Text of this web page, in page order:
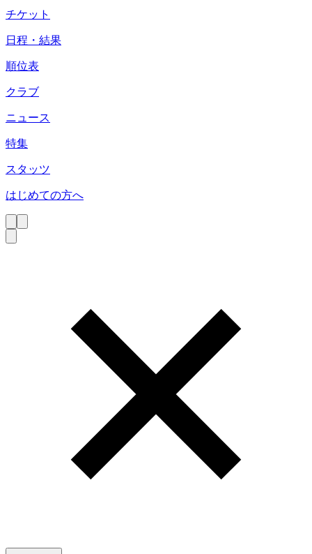
チケット
日程・結果
順位表
クラブ
ニュース
特集
スタッツ
はじめての方へ